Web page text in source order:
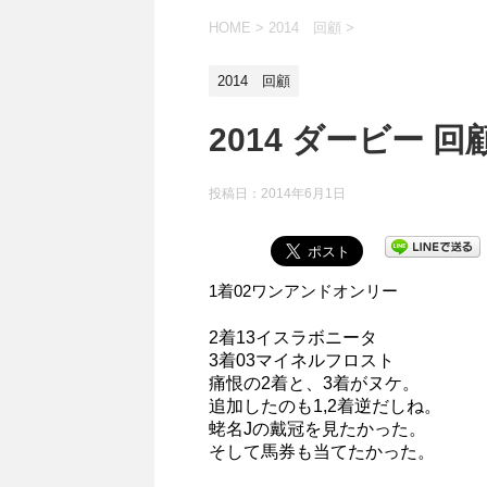
HOME > 2014 回顧 >
2014 回顧
2014 ダービー 回
投稿日： 2014年6月1日
1着02ワンアンドオンリー
2着13イスラボニータ
3着03マイネルフロスト
痛恨の2着と、3着がヌケ。
追加したのも1,2着逆だしね。
蛯名Jの戴冠を見たかった。
そして馬券も当てたかった。